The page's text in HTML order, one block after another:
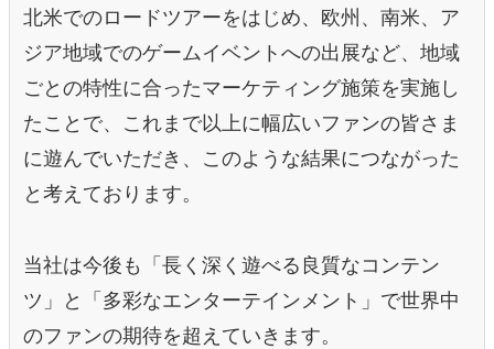
北米でのロードツアーをはじめ、欧州、南米、ア
ジア地域でのゲームイベントへの出展など、地域
ごとの特性に合ったマーケティング施策を実施し
たことで、これまで以上に幅広いファンの皆さま
に遊んでいただき、このような結果につながった
と考えております。
当社は今後も「長く深く遊べる良質なコンテン
ツ」と「多彩なエンターテインメント」で世界中
のファンの期待を超えていきます。